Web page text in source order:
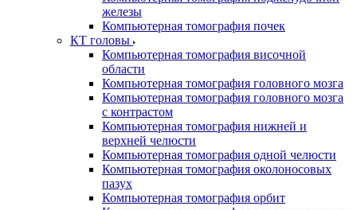
железы
Компьютерная томография почек
КТ головы
Компьютерная томография височной
области
Компьютерная томография головного мозга
Компьютерная томография головного мозга
с контрастом
Компьютерная томография нижней и
верхней челюсти
Компьютерная томография одной челюсти
Компьютерная томография околоносовых
пазух
Компьютерная томография орбит